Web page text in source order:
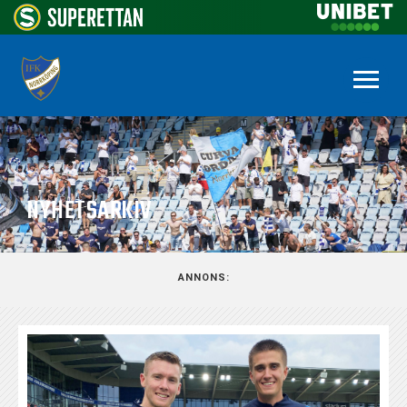
NYHETSARKIV
ANNONS: